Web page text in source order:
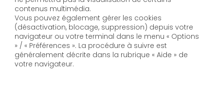
contenus multimédia.
Vous pouvez également gérer les cookies
(désactivation, blocage, suppression) depuis votre
navigateur ou votre terminal dans le menu « Options
» / « Préférences ». La procédure à suivre est
généralement décrite dans la rubrique « Aide » de
votre navigateur.